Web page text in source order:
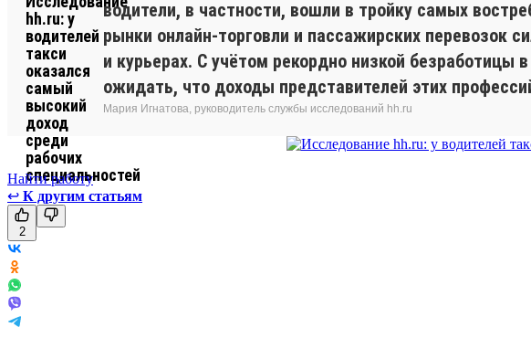
водители, в частности, вошли в тройку самых
рынки онлайн-торговли и пассажирских перевозок
и курьерах. С учётом рекордно низкой
ожидать, что доходы представителей этих
Мария Игнатова, руководитель службы исследований hh.ru
Найти работу
↩ К другим статьям
2